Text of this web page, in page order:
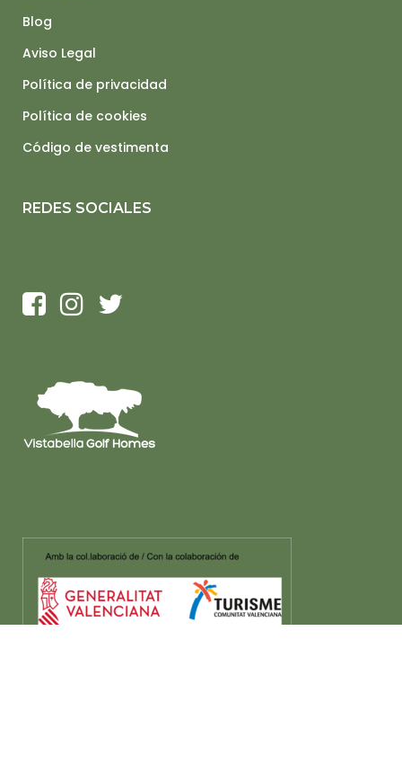
Blog
Aviso Legal
Política de privacidad
Política de cookies
Código de vestimenta
REDES SOCIALES